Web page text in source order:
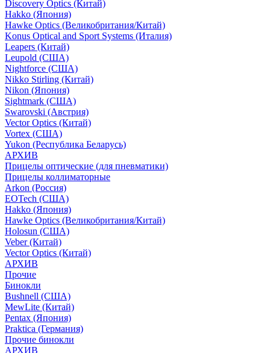
Discovery Optics (Китай)
Hakko (Япония)
Hawke Optics (Великобритания/Китай)
Konus Optical and Sport Systems (Италия)
Leapers (Китай)
Leupold (США)
Nightforce (США)
Nikko Stirling (Китай)
Nikon (Япония)
Sightmark (США)
Swarovski (Австрия)
Vector Optics (Китай)
Vortex (США)
Yukon (Республика Беларусь)
АРХИВ
Прицелы оптические (для пневматики)
Прицелы коллиматорные
Arkon (Россия)
EOTech (США)
Hakko (Япония)
Hawke Optics (Великобритания/Китай)
Holosun (США)
Veber (Китай)
Vector Optics (Китай)
АРХИВ
Прочие
Бинокли
Bushnell (США)
MewLite (Китай)
Pentax (Япония)
Praktica (Германия)
Прочие бинокли
АРХИВ